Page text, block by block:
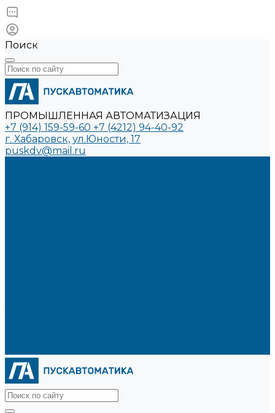
Поиск
ПРОМЫШЛЕННАЯ АВТОМАТИЗАЦИЯ
+7 (914) 159-59-60 +7 (4212) 94-40-92
г. Хабаровск, ул.Юности, 17
puskdv@mail.ru